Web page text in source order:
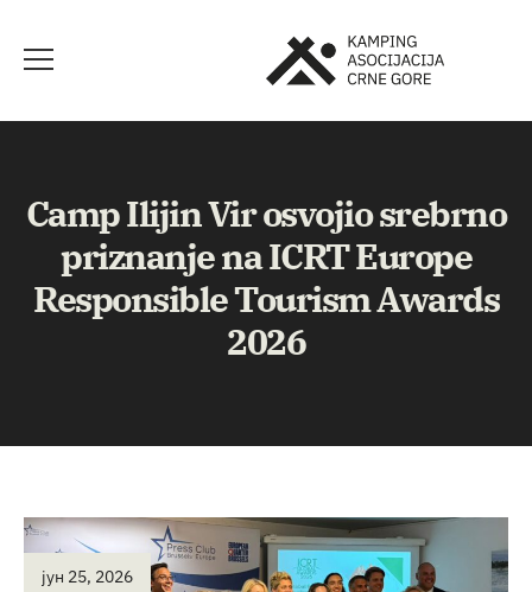
Camp Ilijin Vir osvojio srebrno
priznanje na ICRT Europe
Responsible Tourism Awards
2026
јун 25, 2026